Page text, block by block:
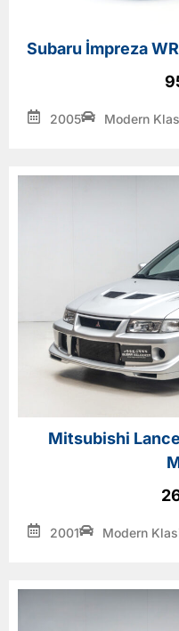
Subaru İmpreza
2005 Modern
Mitsubishi
2001 Modern